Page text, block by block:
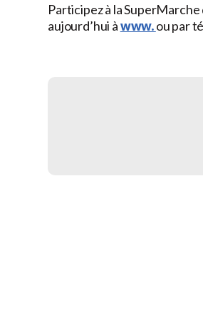
Participez à la
aujourd’hui àwww.ou par